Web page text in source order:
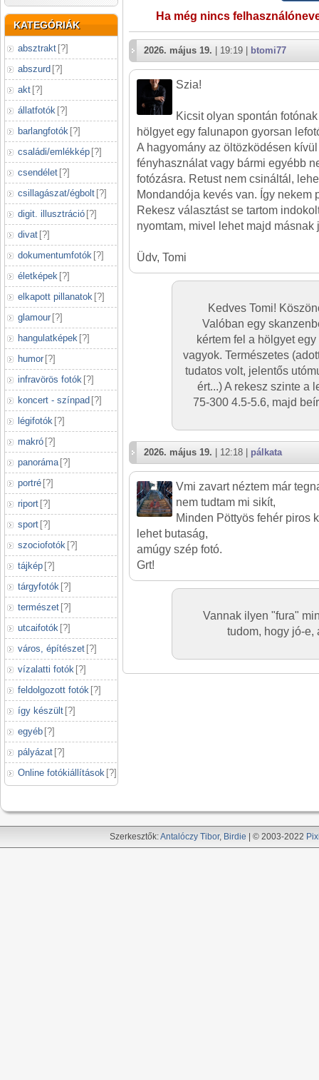
KATEGÓRIÁK
absztrakt [?]
abszurd [?]
akt [?]
állatfotók [?]
barlangfotók [?]
családi/emlékkép [?]
csendélet [?]
csillagászat/égbolt [?]
digit. illusztráció [?]
divat [?]
dokumentumfotók [?]
életképek [?]
elkapott pillanatok [?]
glamour [?]
hangulatképek [?]
humor [?]
infravörös fotók [?]
koncert - színpad [?]
légifotók [?]
makró [?]
panoráma [?]
portré [?]
riport [?]
sport [?]
szociofotók [?]
tájkép [?]
tárgyfotók [?]
természet [?]
utcaifotók [?]
város, építészet [?]
vízalatti fotók [?]
feldolgozott fotók [?]
így készült [?]
egyéb [?]
pályázat [?]
Online fotókiállítások [?]
Ha még nincs
2026. május 19. | 19:19 | btomi77
Szia!
Kicsit olyan spontán
hölgyet egy falunapon gyorsan
A hagyomány az öltözködésen
fényhasználat vagy bármi egyébb
fotózásra. Retust nem csináltál,
Mondandója kevés van. Így nekem
Rekesz választást se tartom
nyomtam, mivel lehet majd másnak
Üdv, Tomi
Kedves Tomi!
Valóban egy
kértem fel a hölgyet
vagyok. Természetes
tudatos volt, jelentős
ért...) A rekesz szinte a
75-300 4.5-5.6, majd
2026. május 19. | 12:18 | pálkata
Vmi zavart néztem már
nem tudtam mi sikít,
Minden Pöttyös fehér piros
lehet butaság,
amúgy szép fotó.
Grt!
Vannak ilyen "fura"
tudom, hogy jó-e,
Szerkesztők:Antalóczy Tibor, Birdie | © 2003-2022